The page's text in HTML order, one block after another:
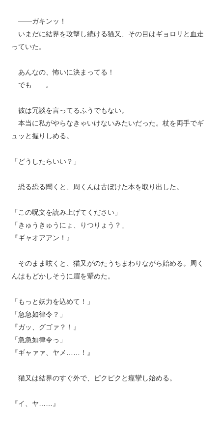
――ガキンッ！
いまだに結界を攻撃し続ける猫又、その目はギョロリと血走
っていた。
あんなの、怖いに決まってる！
でも……。
彼は冗談を言ってるふうでもない。
本当に私がやらなきゃいけないみたいだった。杖を両手でギ
ュッと握りしめる。
「どうしたらいい？」
恐る恐る聞くと、周くんは古ぼけた本を取り出した。
「この呪文を読み上げてください」
「きゅうきゅうにょ、りつりょう？」
『ギャオアアン！』
そのまま呟くと、猫又がのたうちまわりながら始める。周く
んはもどかしそうに眉を顰めた。
「もっと妖力を込めて！」
「急急如律令？」
『ガッ、グゴァ？！』
「急急如律令っ」
『ギャァァ、ヤメ……！』
猫又は結界のすぐ外で、ピクピクと痙攣し始める。
『イ、ヤ……』